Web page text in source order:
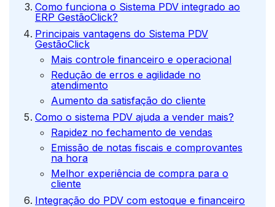
Como funciona o Sistema PDV integrado ao
ERP GestãoClick?
Principais vantagens do Sistema PDV
GestãoClick
Mais controle financeiro e operacional
Redução de erros e agilidade no
atendimento
Aumento da satisfação do cliente
Como o sistema PDV ajuda a vender mais?
Rapidez no fechamento de vendas
Emissão de notas fiscais e comprovantes
na hora
Melhor experiência de compra para o
cliente
Integração do PDV com estoque e financeiro